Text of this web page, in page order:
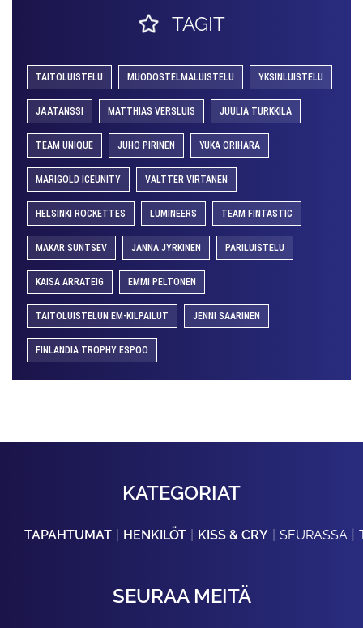
TAGIT
TAITOLUISTELU MUODOSTELMALUISTELU YKSINLUISTELU
JÄÄTANSSI MATTHIAS VERSLUIS JUULIA TURKKILA
TEAM UNIQUE JUHO PIRINEN YUKA ORIHARA
MARIGOLD ICEUNITY VALTTER VIRTANEN
HELSINKI ROCKETTES LUMINEERS TEAM FINTASTIC
MAKAR SUNTSEV JANNA JYRKINEN PARILUISTELU
KAISA ARRATEIG EMMI PELTONEN
TAITOLUISTELUN EM-KILPAILUT JENNI SAARINEN
FINLANDIA TROPHY ESPOO
KATEGORIAT
TAPAHTUMAT HENKILÖT KISS & CRY SEURASSA
SEURAA MEITÄ